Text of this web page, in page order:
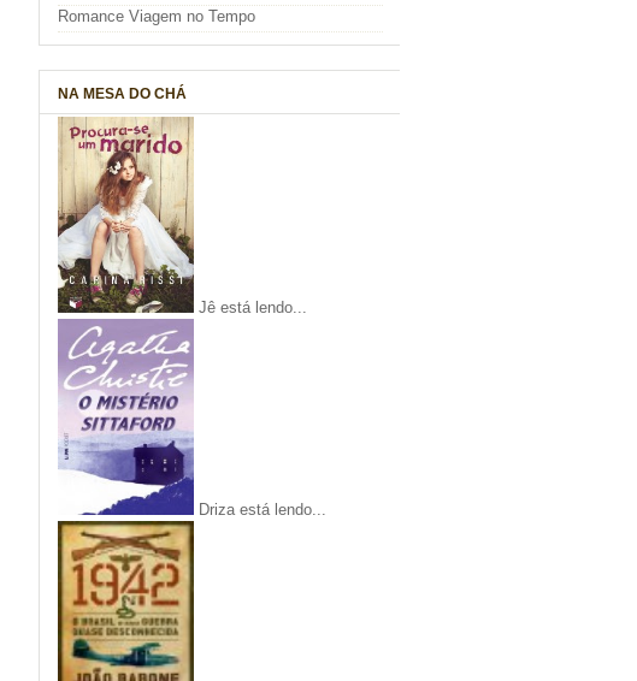
Romance Viagem no Tempo
NA MESA DO CHÁ
Jê está lendo...
Driza está lendo...